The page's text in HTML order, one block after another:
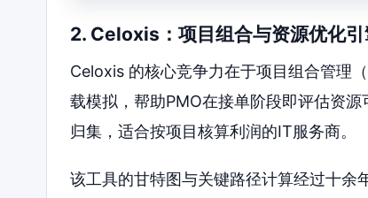
2. Celoxis：项目组合与资源优化
Celoxis 的核心竞争力在于项目组合管理
载模拟，帮助PMO在接单阶段即评估资
归集，适合按项目核算利润的IT服务商。
该工具的甘特图与关键路径计算经过十